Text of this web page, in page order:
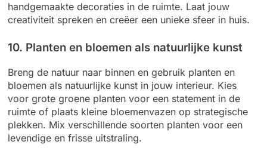
handgemaakte decoraties in de ruimte. Laat jouw
creativiteit spreken en creëer een unieke sfeer in huis.
10. Planten en bloemen als natuurlijke kunst
Breng de natuur naar binnen en gebruik planten en
bloemen als natuurlijke kunst in jouw interieur. Kies
voor grote groene planten voor een statement in de
ruimte of plaats kleine bloemenvazen op strategische
plekken. Mix verschillende soorten planten voor een
levendige en frisse uitstraling.